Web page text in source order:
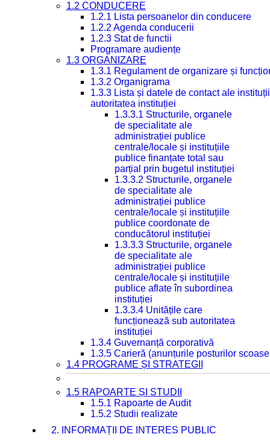
1.2 CONDUCERE
1.2.1 Lista persoanelor din conducere
1.2.2 Agenda conducerii
1.2.3 Stat de functii
Programare audiențe
1.3 ORGANIZARE
1.3.1 Regulament de organizare și
1.3.2 Organigrama
1.3.3 Lista și datele de contact ale
autoritatea instituției
1.3.3.1 Structurile, organele
de specialitate ale
administrației publice
centrale/locale și instituțiile
publice finanțate total sau
parțial prin bugetul instituției
1.3.3.2 Structurile, organele
de specialitate ale
administrației publice
centrale/locale și instituțiile
publice coordonate de
conducătorul instituției
1.3.3.3 Structurile, organele
de specialitate ale
administrației publice
centrale/locale și instituțiile
publice aflate în subordinea
instituției
1.3.3.4 Unitățile care
funcționează sub autoritatea
instituției
1.3.4 Guvernanță corporativă
1.3.5 Carieră (anunțurile posturilor
1.4 PROGRAME ȘI STRATEGII
1.5 RAPOARTE ȘI STUDII
1.5.1 Rapoarte de Audit
1.5.2 Studii realizate
2. INFORMAȚII DE INTERES PUBLIC